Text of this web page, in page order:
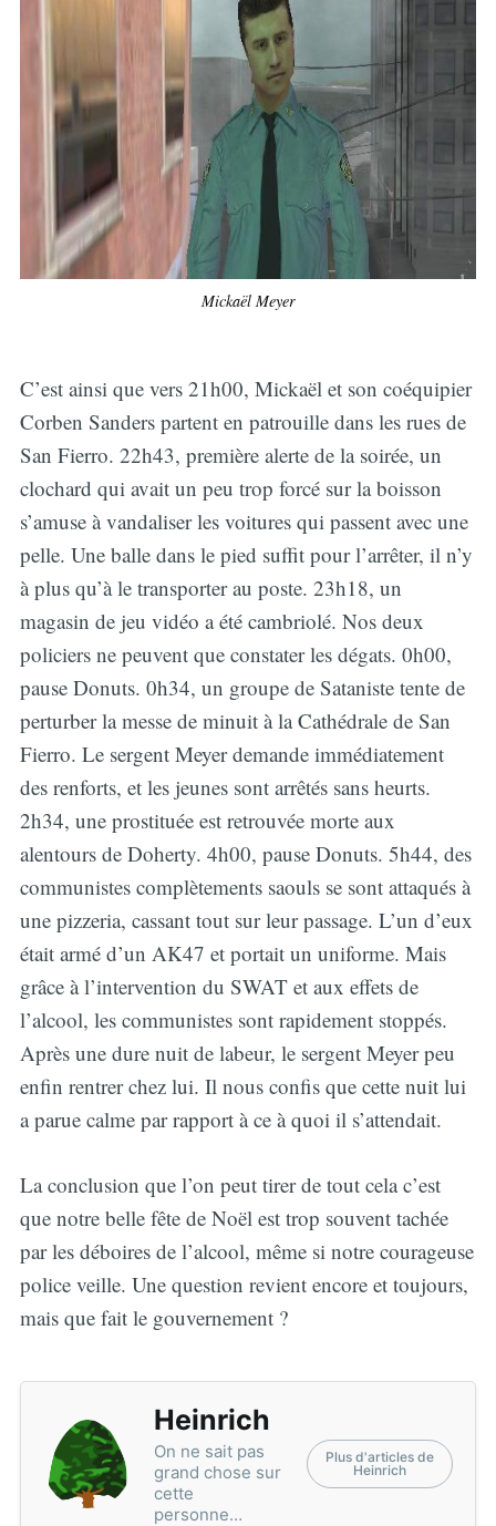
Mickaël Meyer
C’est ainsi que vers 21h00, Mickaël et son coéquipier
Corben Sanders partent en patrouille dans les rues de
San Fierro. 22h43, première alerte de la soirée, un
clochard qui avait un peu trop forcé sur la boisson
s’amuse à vandaliser les voitures qui passent avec une
pelle. Une balle dans le pied suffit pour l’arrêter, il n’y
à plus qu’à le transporter au poste. 23h18, un
magasin de jeu vidéo a été cambriolé. Nos deux
policiers ne peuvent que constater les dégats. 0h00,
pause Donuts. 0h34, un groupe de Sataniste tente de
perturber la messe de minuit à la Cathédrale de San
Fierro. Le sergent Meyer demande immédiatement
des renforts, et les jeunes sont arrêtés sans heurts.
2h34, une prostituée est retrouvée morte aux
alentours de Doherty. 4h00, pause Donuts. 5h44, des
communistes complètements saouls se sont attaqués à
une pizzeria, cassant tout sur leur passage. L’un d’eux
était armé d’un AK47 et portait un uniforme. Mais
grâce à l’intervention du SWAT et aux effets de
l’alcool, les communistes sont rapidement stoppés.
Après une dure nuit de labeur, le sergent Meyer peu
enfin rentrer chez lui. Il nous confis que cette nuit lui
a parue calme par rapport à ce à quoi il s’attendait.
La conclusion que l’on peut tirer de tout cela c’est
que notre belle fête de Noël est trop souvent tachée
par les déboires de l’alcool, même si notre courageuse
police veille. Une question revient encore et toujours,
mais que fait le gouvernement ?
Heinrich
On ne sait pas
grand chose sur
cette
personne…
Plus d'articles de
Heinrich